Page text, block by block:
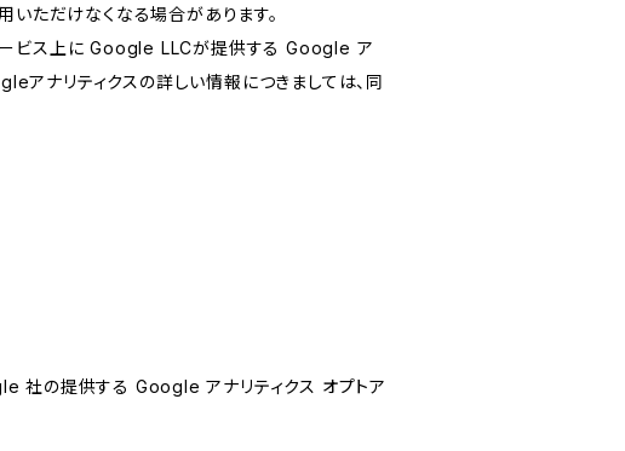
いただけなくなる場合があります。
サービス上に Google LLCが提供する Google ア
アナリティクスの詳しい情報につきましては、同
社の提供する Google アナリティクス オプトア